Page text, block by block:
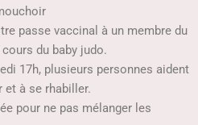
passe vaccinal à un membre du
du baby judo.
17h, plusieurs personnes aident
et à se rhabiller.
pour ne pas mélanger les